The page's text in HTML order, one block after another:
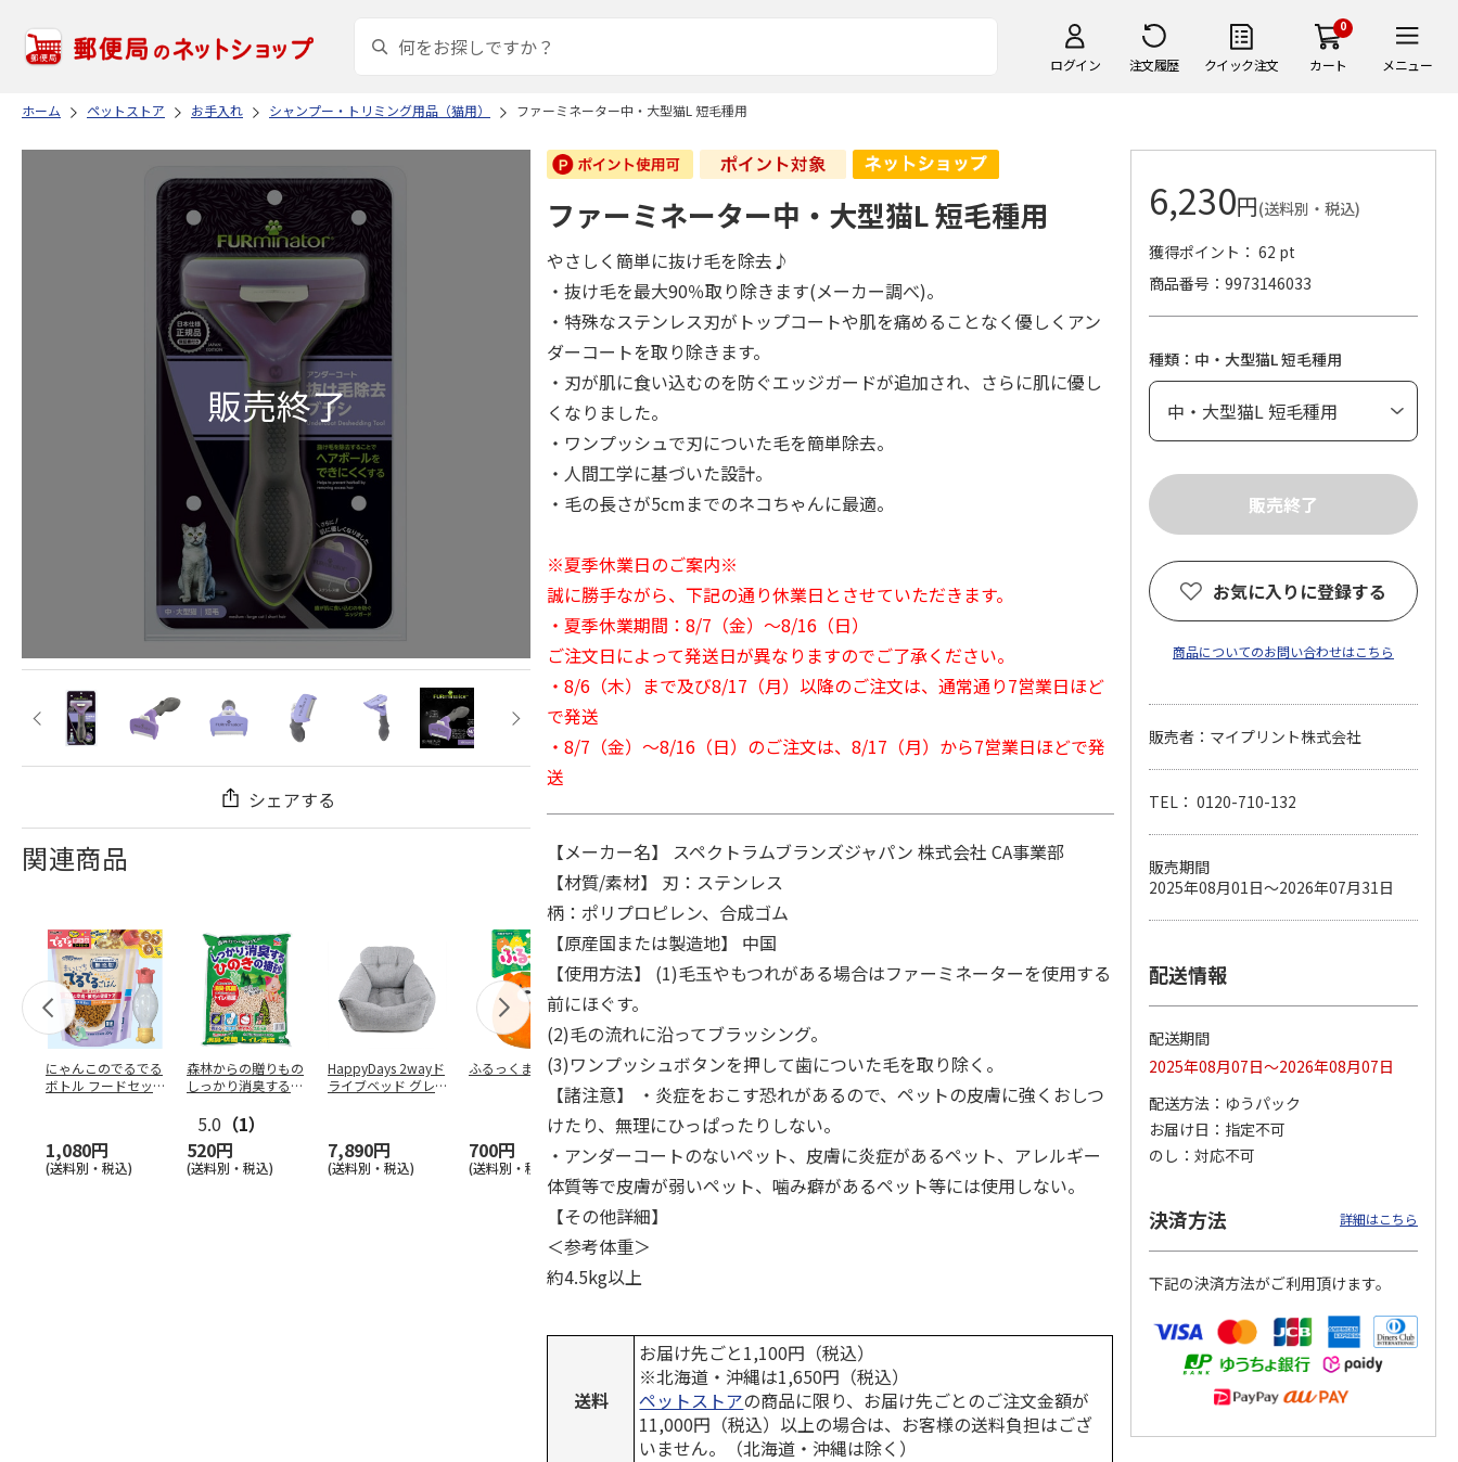
ログイン 注文履歴 クイック注文
0
カート メニュー
ホーム ペットストア お手入れ シャンプー・トリミング用品（猫用） ファーミネーター中・大型猫L 短毛種用
シェアする
関連商品
にゃんこのでるでる
ボトル フードセッ
1,080円
(送料別・税込)
森林からの贈りもの
しっかり消臭するひ
5.0 （1）
520円
(送料別・税込)
HappyDays 2wayド
ライブベッド グレ
7,890円
(送料別・税込)
ふるっくま みかん
700円
(送料別・税込)
デオトイレ 飛び散
らない消臭・抗菌サ
ンド 4L
1,320円
(送料別・税込)
獣医師開発 ニオイ
をとる砂専用 猫ト
イレ ナチュラルグ
レー
1,550円
(送料別・税込)
無添加良品 カムカ
ムデンタルコーン
ぐるぐるボーン型 S
470円
(送料別・税込)
チ 健康に育つ子ね
こ用 まぐろ・かつ
120円
(送料別・税込)
ペット線香 虹のか
ローラルの香り
590円
(送料別・税込)
CIAO 香り立つクラ
ファーミネーター中・大型猫L 短毛種用
やさしく簡単に抜け毛を除去♪
・抜け毛を最大90％取り除きます(メーカー調べ)。
・特殊なステンレス刃がトップコートや肌を痛めることなく優しくアン
ダーコートを取り除きます。
・刃が肌に食い込むのを防ぐエッジガードが追加され、さらに肌に優し
くなりました。
・ワンプッシュで刃についた毛を簡単除去。
・人間工学に基づいた設計。
・毛の長さが5cmまでのネコちゃんに最適。
※夏季休業日のご案内※
誠に勝手ながら、下記の通り休業日とさせていただきます。
・夏季休業期間：8/7（金）～8/16（日）
ご注文日によって発送日が異なりますのでご了承ください。
・8/6（木）まで及び8/17（月）以降のご注文は、通常通り7営業日ほど
で発送
・8/7（金）～8/16（日）のご注文は、8/17（月）から7営業日ほどで発
送
【メーカー名】 スペクトラムブランズジャパン 株式会社 CA事業部
【材質/素材】 刃：ステンレス
柄：ポリプロピレン、合成ゴム
【原産国または製造地】 中国
【使用方法】 (1)毛玉やもつれがある場合はファーミネーターを使用する
前にほぐす。
(2)毛の流れに沿ってブラッシング。
(3)ワンプッシュボタンを押して歯についた毛を取り除く。
【諸注意】 ・炎症をおこす恐れがあるので、ペットの皮膚に強くおしつ
けたり、無理にひっぱったりしない。
・アンダーコートのないペット、皮膚に炎症があるペット、アレルギー
体質等で皮膚が弱いペット、噛み癖があるペット等には使用しない。
【その他詳細】
＜参考体重＞
約4.5kg以上
送料
お届け先ごと1,100円（税込）
※北海道・沖縄は1,650円（税込）
ペットストアの商品に限り、お届け先ごとのご注文金額が
11,000円（税込）以上の場合は、お客様の送料負担はござ
いません。（北海道・沖縄は除く）
6,230円(送料別・税込)
獲得ポイント： 62 pt
商品番号
9973146033
種類：中・大型猫L 短毛種用
お気に入りに登録する
商品についてのお問い合わせはこちら
販売者：マイプリント株式会社
TEL： 0120-710-132
販売期間
2025年08月01日～2026年07月31日
配送情報
配送期間
2025年08月07日～2026年08月07日
配送方法
ゆうパック
お届け日
指定不可
のし
対応不可
決済方法 詳細はこちら
下記の決済方法がご利用頂けます。